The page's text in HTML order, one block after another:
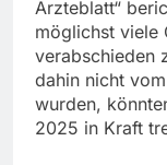
Ärzteblatt“
möglichst viele
verabschieden
dahin nicht
wurden,
2025 in Kraft